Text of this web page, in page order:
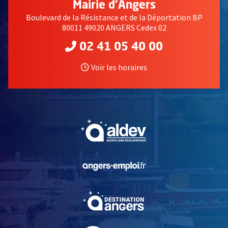
Mairie d'Angers
Boulevard de la Résistance et de la Déportation BP
80011 49020 ANGERS Cedex 02
02 41 05 40 00
Voir les horaires
, Ouvre une nouvelle